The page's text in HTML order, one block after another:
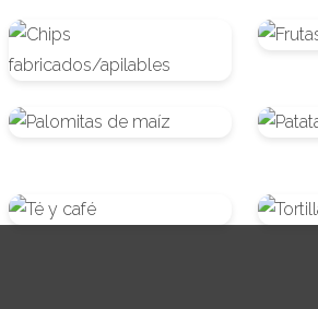
Chips
fabricados/apilables
Frutas
Palomitas
Patatas
Té
Tortillas